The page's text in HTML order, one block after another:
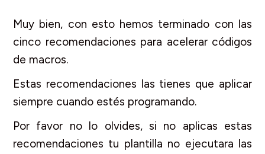
Muy bien, con esto hemos terminado con las
cinco recomendaciones para acelerar códigos
de macros.
Estas recomendaciones las tienes que aplicar
siempre cuando estés programando.
Por favor no lo olvides, si no aplicas estas
recomendaciones tu plantilla no ejecutara las